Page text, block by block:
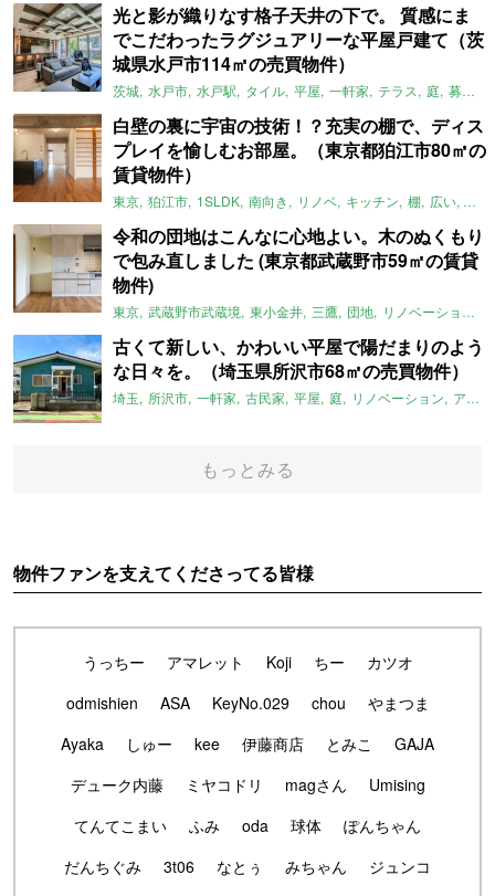
光と影が織りなす格子天井の下で。 質感にま
でこだわったラグジュアリーな平屋戸建て（茨
城県水戸市114㎡の売買物件）
茨城 水戸市 水戸駅 タイル 平屋 一軒家 テラス 庭 募集中
白壁の裏に宇宙の技術！？充実の棚で、ディス
プレイを愉しむお部屋。（東京都狛江市80㎡の
賃貸物件）
東京 狛江市 1SLDK 南向き リノベ キッチン 棚 広い ガイ
令和の団地はこんなに心地よい。木のぬくもり
で包み直しました (東京都武蔵野市59㎡の賃貸
物件)
東京 武蔵野市武蔵境 東小金井 三鷹 団地 リノベーション
古くて新しい、かわいい平屋で陽だまりのよう
な日々を。（埼玉県所沢市68㎡の売買物件）
埼玉 所沢市 一軒家 古民家 平屋 庭 リノベーション アメリカンハウス
もっとみる
物件ファンを支えてくださってる皆様
うっちー アマレット Koji ちー
カツオ
odmishien
ASA KeyNo.029 chou
やまつま
Ayaka
しゅー kee 伊藤商店 とみこ
GAJA
デューク内藤
ミヤコドリ magさん
Umising
てんてこまい
ふみ oda 球体
ぽんちゃん
だんちぐみ
3t06 なとぅ みちゃん
ジュンコ